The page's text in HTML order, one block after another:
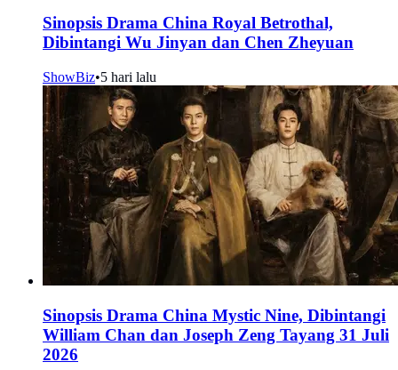
Sinopsis Drama China Royal Betrothal,
Dibintangi Wu Jinyan dan Chen Zheyuan
ShowBiz•5 hari lalu
Sinopsis Drama China Mystic Nine, Dibintangi
William Chan dan Joseph Zeng Tayang 31 Juli
2026